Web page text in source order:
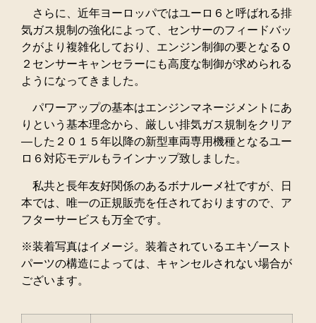
さらに、近年ヨーロッパではユーロ６と呼ばれる排
気ガス規制の強化によって、センサーのフィードバッ
クがより複雑化しており、エンジン制御の要となるＯ
２センサーキャンセラーにも高度な制御が求められる
ようになってきました。
パワーアップの基本はエンジンマネージメントにあ
りという基本理念から、厳しい排気ガス規制をクリア
―した２０１５年以降の新型車両専用機種となるユー
ロ６対応モデルもラインナップ致しました。
私共と長年友好関係のあるボナルーメ社ですが、日
本では、唯一の正規販売を任されておりますので、ア
フターサービスも万全です。
※装着写真はイメージ。装着されているエキゾースト
パーツの構造によっては、キャンセルされない場合が
ございます。